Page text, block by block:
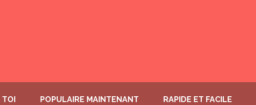
TOI POPULAIRE MAINTENANT RAPIDE ET FACILE